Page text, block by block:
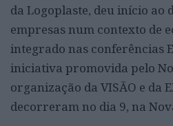
da Logoplaste, deu início ao
empresas num contexto de
integrado nas conferências
iniciativa promovida pelo
organização da VISÃO e da
decorreram no dia 9, na